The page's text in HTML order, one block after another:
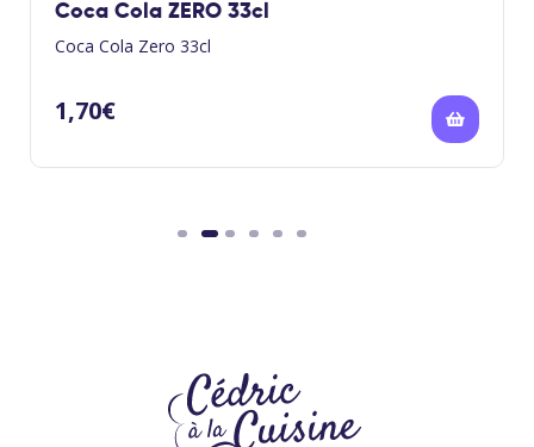
Coca Cola ZERO 33cl
Coca Cola Zero 33cl
1,70€